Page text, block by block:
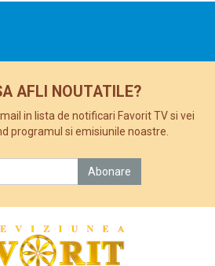
AFLI NOUTATILE?
in lista de notificari Favorit TV si vei
programul si emisiunile noastre.